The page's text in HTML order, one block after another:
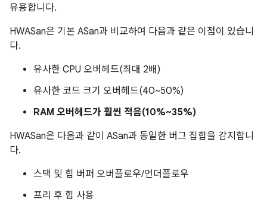
유용합니다.
HWASan은 기본 ASan과 비교하여 다음과 같은 이점이 있습니
다.
유사한 CPU 오버헤드(최대 2배)
유사한 코드 크기 오버헤드(40~50%)
RAM 오버헤드가 훨씬 적음(10%~35%)
HWASan은 다음과 같이 ASan과 동일한 버그 집합을 감지합니
다.
스택 및 힙 버퍼 오버플로우/언더플로우
프리 후 힙 사용